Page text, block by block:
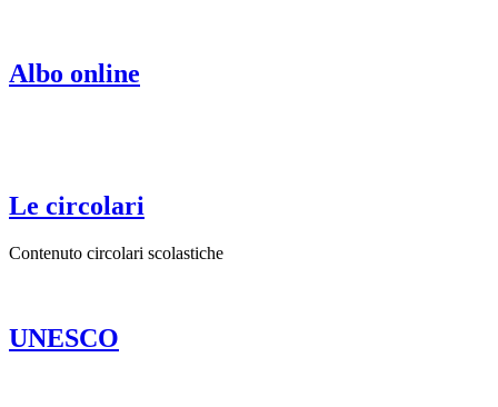
Albo online
Le circolari
Contenuto circolari scolastiche
UNESCO